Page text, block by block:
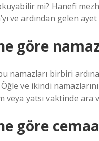
mi? Hanefi
ve ardından gelen
göre namaz
namazları birbiri
ve ikindi
veya yatsı vaktinde ara
göre